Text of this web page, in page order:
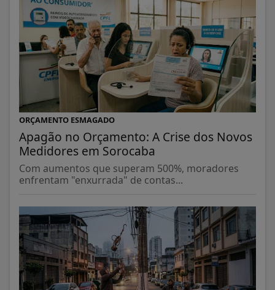
ORÇAMENTO ESMAGADO
Apagão no Orçamento: A Crise dos Novos
Medidores em Sorocaba
Com aumentos que superam 500%, moradores
enfrentam "enxurrada" de contas...